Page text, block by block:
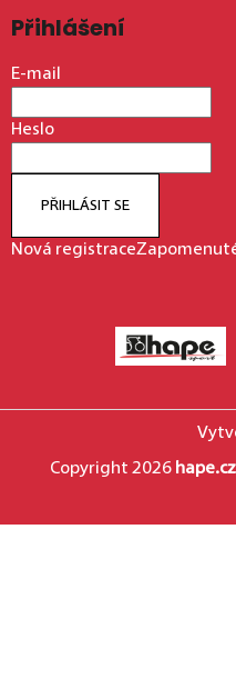
Přihlášení
E-mail
Heslo
PŘIHLÁSIT SE
Nová registrace
Copyright 2026 hape.cz